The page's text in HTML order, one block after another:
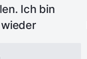
Ich bin